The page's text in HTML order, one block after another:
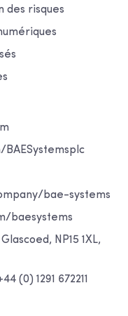
des risques
bae-systems
baesystems
NP15 1XL,
(0) 1291 672211